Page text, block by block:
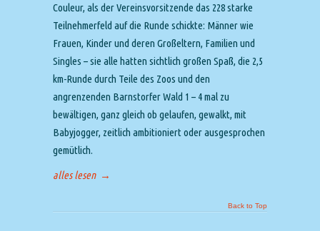
Couleur, als der Vereinsvorsitzende das 228 starke
Teilnehmerfeld auf die Runde schickte: Männer wie
Frauen, Kinder und deren Großeltern, Familien und
Singles – sie alle hatten sichtlich großen Spaß, die 2,5
km-Runde durch Teile des Zoos und den
angrenzenden Barnstorfer Wald 1 – 4 mal zu
bewältigen, ganz gleich ob gelaufen, gewalkt, mit
Babyjogger, zeitlich ambitioniert oder ausgesprochen
gemütlich.
alles lesen →
Back to Top